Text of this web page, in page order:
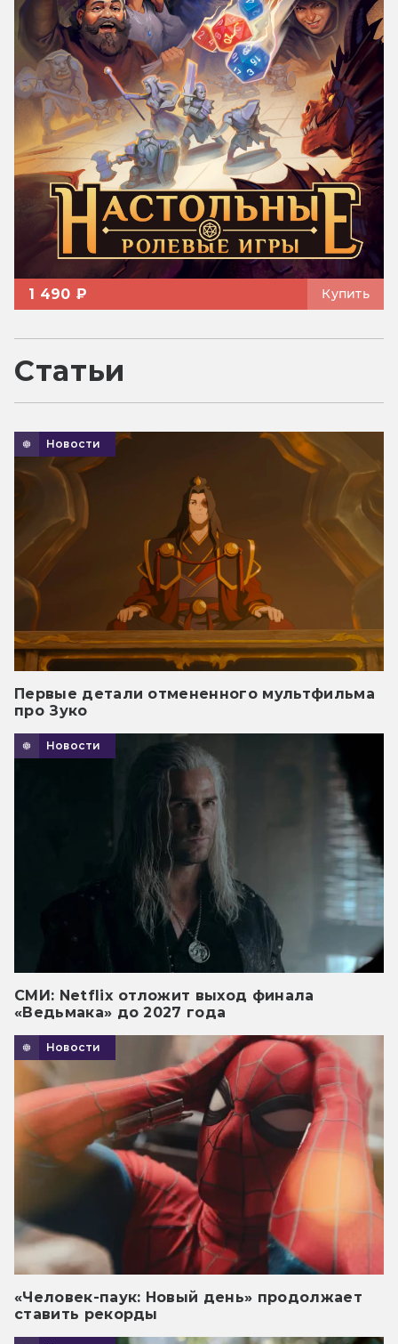
1 490 ₽ Купить
Статьи
Новости
Первые детали отмененного мультфильма
про Зуко
Новости
СМИ: Netflix отложит выход финала
«Ведьмака» до 2027 года
Новости
«Человек-паук: Новый день» продолжает
ставить рекорды